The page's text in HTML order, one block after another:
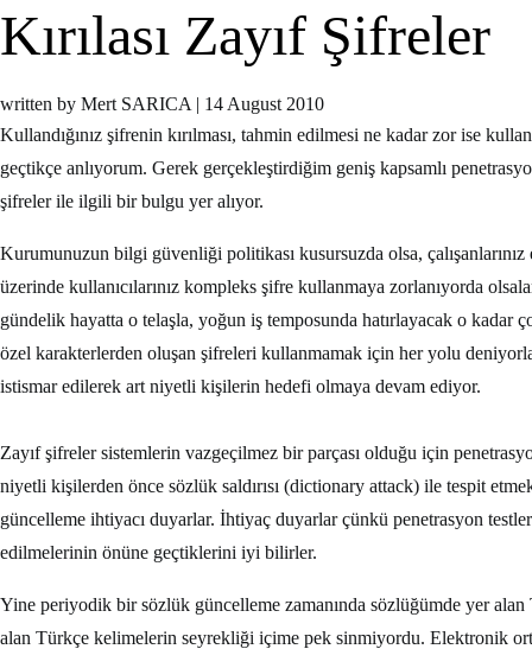
Kırılası Zayıf Şifreler
written by Mert SARICA | 14 August 2010
Kullandığınız şifrenin kırılması, tahmin edilmesi ne kadar zor ise
geçtikçe anlıyorum. Gerek gerçekleştirdiğim geniş kapsamlı
şifreler ile ilgili bir bulgu yer alıyor.
Kurumunuzun bilgi güvenliği politikası kusursuzda olsa,
üzerinde kullanıcılarınız kompleks şifre kullanmaya zorlanıyorda
gündelik hayatta o telaşla, yoğun iş temposunda hatırlayacak o
özel karakterlerden oluşan şifreleri kullanmamak için her yolu
istismar edilerek art niyetli kişilerin hedefi olmaya devam ediyor.
Zayıf şifreler sistemlerin vazgeçilmez bir parçası olduğu için
niyetli kişilerden önce sözlük saldırısı (dictionary attack) ile tespit
güncelleme ihtiyacı duyarlar. İhtiyaç duyarlar çünkü penetrasyon
edilmelerinin önüne geçtiklerini iyi bilirler.
Yine periyodik bir sözlük güncelleme zamanında sözlüğümde yer
alan Türkçe kelimelerin seyrekliği içime pek sinmiyordu. Elektronik